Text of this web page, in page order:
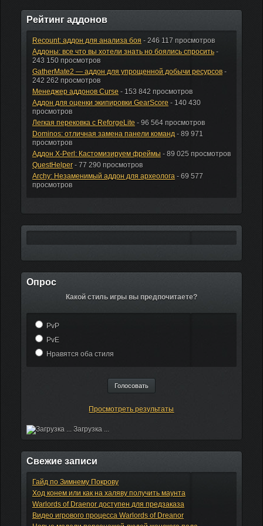
Рейтинг аддонов
Recount: аддон для анализа боя - 246 117 просмотров
Аддоны: все что вы хотели знать но боялись спросить-
243 150 просмотров
GatherMate2 — аддон для упрощенной добычи ресурсов-
242 262 просмотров
Менеджер аддонов Curse - 153 842 просмотров
Аддон для оценки экипировки GearScore - 140 430
просмотров
Легкая перековка с ReforgeLite - 96 564 просмотров
Dominos: отличная замена панели команд- 89 971
просмотров
Аддон X-Perl: Кастомизируем фреймы - 89 025 просмотров
QuestHelper- 77 290 просмотров
Archy: Незаменимый аддон для археолога- 69 577
просмотров
Опрос
Какой стиль игры вы предпочитаете?
PvP
PvE
Нравятся оба стиля
Просмотреть результаты
Загрузка ...
Свежие записи
Гайд по Зимнему Покрову
Ход конем или как на халяву получить маунта
Warlords of Draenor доступен для предзаказа
Видео игрового процесса Warlords of Dreanor